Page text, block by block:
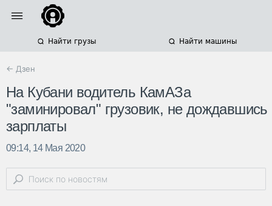
Найти грузы Найти машины
← Дзен
На Кубани водитель КамАЗа
"заминировал" грузовик, не дождавшись
зарплаты
09:14, 14 Мая 2020